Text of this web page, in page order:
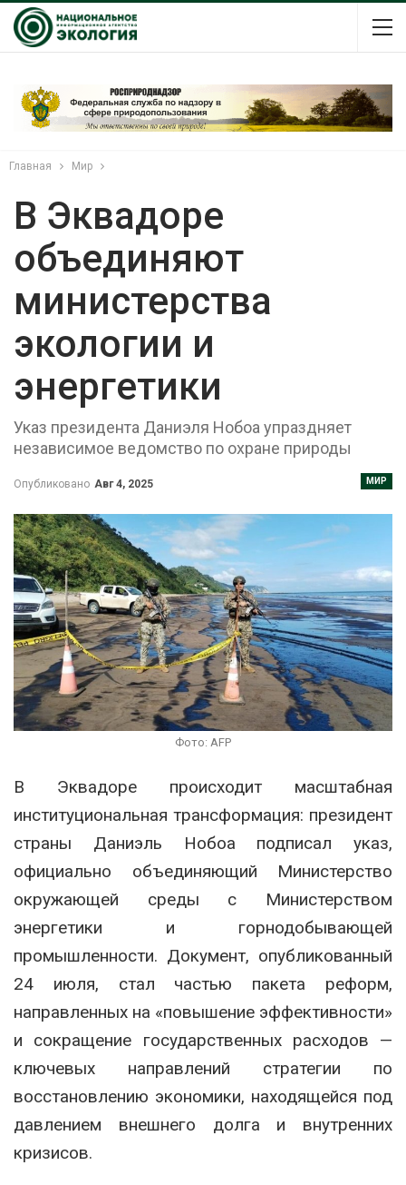
Главная Мир
В Эквадоре
объединяют
министерства
экологии и
энергетики
Указ президента Даниэля Нобоа упраздняет
независимое ведомство по охране природы
МИР
Опубликовано Авг 4, 2025
Фото: AFP
В Эквадоре происходит масштабная
институциональная трансформация: президент
страны Даниэль Нобоа подписал указ,
официально объединяющий Министерство
окружающей среды с Министерством
энергетики и горнодобывающей
промышленности. Документ, опубликованный
24 июля, стал частью пакета реформ,
направленных на «повышение эффективности»
и сокращение государственных расходов —
ключевых направлений стратегии по
восстановлению экономики, находящейся под
давлением внешнего долга и внутренних
кризисов.